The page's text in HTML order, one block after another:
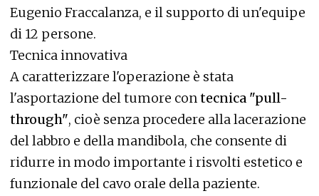
Eugenio Fraccalanza, e il supporto di un'equipe
di 12 persone.
Tecnica innovativa
A caratterizzare l'operazione è stata
l'asportazione del tumore con tecnica "pull-
through", cioè senza procedere alla lacerazione
del labbro e della mandibola, che consente di
ridurre in modo importante i risvolti estetico e
funzionale del cavo orale della paziente.